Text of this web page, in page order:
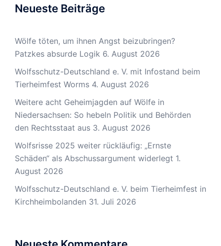
Neueste Beiträge
Wölfe töten, um ihnen Angst beizubringen?
Patzkes absurde Logik 6. August 2026
Wolfsschutz-Deutschland e. V. mit Infostand beim
Tierheimfest Worms 4. August 2026
Weitere acht Geheimjagden auf Wölfe in
Niedersachsen: So hebeln Politik und Behörden
den Rechtsstaat aus 3. August 2026
Wolfsrisse 2025 weiter rückläufig: „Ernste
Schäden“ als Abschussargument widerlegt 1.
August 2026
Wolfsschutz-Deutschland e. V. beim Tierheimfest in
Kirchheimbolanden 31. Juli 2026